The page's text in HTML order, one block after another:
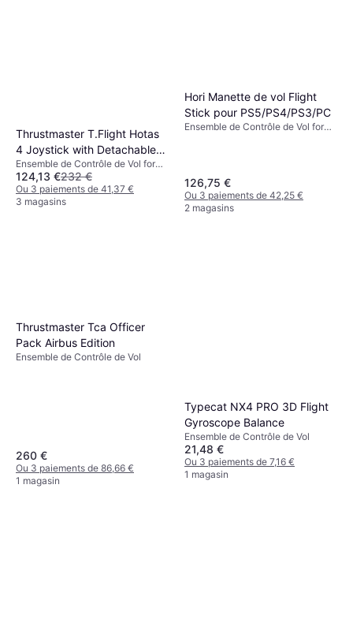
Thrustmaster T.Flight Hotas
4 Joystick with Detachable
Throttle - Black
Ensemble de Contrôle de Vol for
PC, PlayStation 4
124,13 €232 €
Ou 3 paiements de 41,37 €
3 magasins
Hori Manette de vol Flight
Stick pour PS5/PS4/PS3/PC
Ensemble de Contrôle de Vol for
126,75 €
Ou 3 paiements de 42,25 €
2 magasins
Thrustmaster Tca Officer
Pack Airbus Edition
Ensemble de Contrôle de Vol
260 €
Ou 3 paiements de 86,66 €
1 magasin
Typecat NX4 PRO 3D Flight
Gyroscope Balance
Ensemble de Contrôle de Vol
21,48 €
Ou 3 paiements de 7,16 €
1 magasin